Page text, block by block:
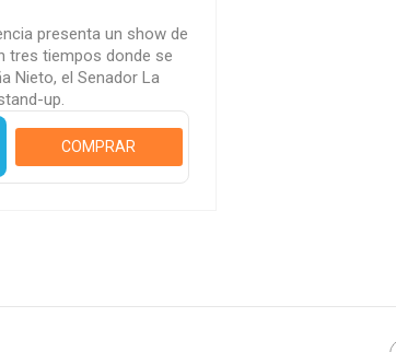
presenta un show de
tres tiempos donde se
Nieto, el Senador La
up.
COMPRAR